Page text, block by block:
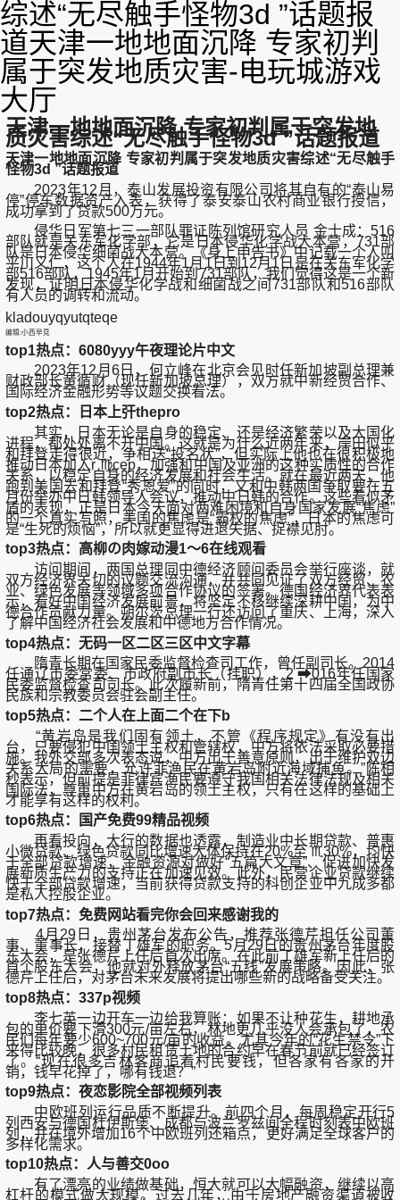
综述“无尽触手怪物3d ”话题报
道天津一地地面沉降 专家初判
属于突发地质灾害-电玩城游戏
大厅
天津一地地面沉降 专家初判属于突发地
质灾害综述“无尽触手怪物3d ”话题报道
天津一地地面沉降 专家初判属于突发地质灾害综述“无尽触手
怪物3d ”话题报道
2023年12月，泰山发展投资有限公司将其自有的“泰山易
停”停车数据资产入表，获得了泰安泰山农村商业银行授信，
成功拿到了贷款500万元。
侵华日军第七三一部队罪证陈列馆研究人员 金士成：516
部队就是关东军化学部，它是日本侵华化学战大本营，731部
队是日本侵华细菌战大本营。《身上申告书》中记载一个人叫
平川义仁，这个人在1944年1月1日到12月1日是在关东军化学
部516部队，1945年1月开始到731部队，我们觉得这是一个新
发现，证明日本侵华化学战和细菌战之间731部队和516部队
有人员的调转和流动。
kladouyqyutqteqe
编辑:小西早見
top1热点：6080yyy午夜理论片中文
2023年12月6日，何立峰在北京会见时任新加坡副总理兼
财政部长黄循财（现任新加坡总理），双方就中新经贸合作、
国际经济金融形势等议题交换看法。
top2热点：日本上㢨thepro
其实，日本无论是自身的稳定、还是经济繁荣以及大国化
进程，都处处离不开中国。这就是为什么近两年来，岸田似乎
和拜登走得很近，争相送“投名状”，但实际上他也在很积极地
推动日本加入r ♍cep，加强和中国及亚洲的这种实质性的合作
关系，以稳定自身的经济发展和社会生活。就在最近两天，他
跑到美国去和拜登“秀恩爱”的同时，又和中韩两国争取要在五
月份举办中日韩领导人会议，推动中日韩的合作。这些看似矛
盾的表现，正是日本今天面对两难困境和自身国家发展“焦虑”
的一个真实写照，美国的焦虑是“霸权的焦虑”，日本的焦虑可
是“生死的烦恼”，所以就更显得进退失据、捉襟见肘。
top3热点：高柳の肉嫁动漫1～6在线观看
访问期间，两国总理同中德经济顾问委员会举行座谈，就
双方经济界关切的议题交流沟通，并共同见证了双方经贸、农
业、绿色发展等领域多项合作协议的签署。德国经济界代表表
示，看好中国经济发展前景，将坚定不移继续深耕中国，为中
德合作贡献力量。朔尔茨总理一行还访问了重庆、上海，深入
了解中国经济社会发展和中德地方合作情况。
top4热点：无码一区二区三区中文字幕
隋青长期在国家民委监督检查司工作，曾任副司长。2014
任通辽市委常委、市政府副市长（挂职），2 ➡016年任国家
民委监督检查司司长。此次履新前，隋青任第十四届全国政协
民族和宗教委员会驻会副主任。
top5热点：二个人在上面二个在下b
“黄岩岛是我们固有领土，不管《程序规定》有没有出
台，只要侵犯中国领土主权和管辖权，中方将依法采取必要措
施。我外交部多次表态说，中方出于善意原则，出于维护双边
关系大局的需要，允许菲渔民在黄岩岛附近海域捕鱼。”陈相
秒表示，但前提是菲律宾渔民要遵守我国相关法律法规及相关
国际法，尊重中方在黄岩岛的领土主权，只有在这样的基础上
才能享有这样的权利。
top6热点：国产免费99精品视频
再看投向，大行的数据也透露，制造业中长期贷款、普惠
小微贷款、绿色贷款同比增速大体保持在20%至 ♏30%，均快
于全部贷款增速，金融资源对做好“五篇大文章”、促进加快发
展新质生产力的支持正在加速见效。此外，民营企业贷款继续
快于全部贷款增速，当前获得贷款支持的科创企业中九成多都
是私人控股企业。
top7热点：免费网站看完你会回来感谢我的
4月29日，贵州茅台发布公告，推荐张德芹担任公司董
事、董事长，接替丁雄军的职务。5月29日的贵州茅台年度股
东大会，是张德芹上任后首次出席。在此前丁雄军新上任后的
首个股东大会，他就对外释放茅台“五线”发展策略。因此，张
德芹上任后，对茅台未来发展将提出哪些新的战略备受关注。
top8热点：337p视频
李七英一边开车一边给我算账：如果不让种花生，耕地承
包的单价要下滑300元/亩左右，林地更几乎没人会承包了，农
民们每年要少600~700元/亩的收益。尤其今年的“花生禁令”下
来得比较晚，很多村民租赁土地的合约早在春节前就已经签订
了。“现在很多吉林客商追着村民要钱，但各家有各家的开
销，钱早花掉了，哪有钱退？”
top9热点：夜恋影院全部视频列表
中欧班列运行品质不断提升。前四个月，每周稳定开行5
列西安与德国杜伊斯堡、成都与波兰罗兹间全程时刻表中欧班
列，并在境外增加16个中欧班列还箱点，更好满足全球客户的
多样化需求。
top10热点：人与善交0oo
有了漂亮的业绩做基础，恒大就可以大幅融资，继续以高
杠杆的模式做大规模。过去几年，由于房地产融资渠道被收